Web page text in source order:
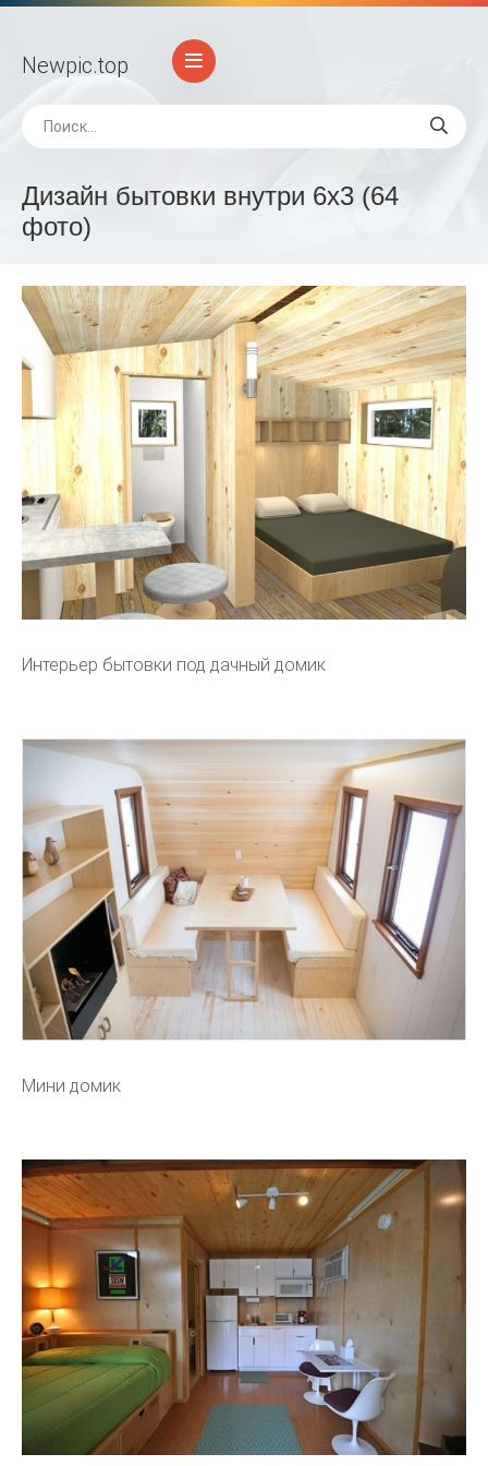
Newpic.top
Дизайн бытовки внутри 6х3 (64
фото)
Интерьер бытовки под дачный домик
Мини домик